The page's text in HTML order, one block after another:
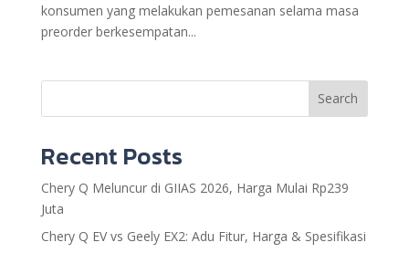
konsumen yang melakukan pemesanan selama masa
preorder berkesempatan...
Search
Recent Posts
Chery Q Meluncur di GIIAS 2026, Harga Mulai Rp239
Juta
Chery Q EV vs Geely EX2: Adu Fitur, Harga & Spesifikasi